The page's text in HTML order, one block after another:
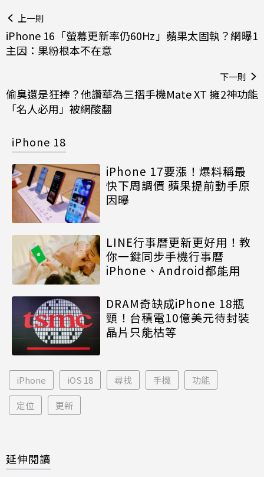
上一則
iPhone 16「螢幕更新率仍60Hz」蘋果太固執？網曝1
主因：果粉根本不在意
下一則
偷臭還是狂捧？他讚華為三摺手機Mate XT 擁2神功能
「名人必用」被網酸翻
iPhone 18
iPhone 17要漲！爆料稱最
快下周調價 蘋果提前動手原
因曝
LINE行事曆更新更好用！教
你一鍵同步手機行事曆
iPhone、Android都能用
DRAM奇缺成iPhone 18瓶
頸！台積電10億美元待封裝
晶片只能枯等
iPhone iOS 18 尋找 手機 功能
定位 更新
延伸閱讀